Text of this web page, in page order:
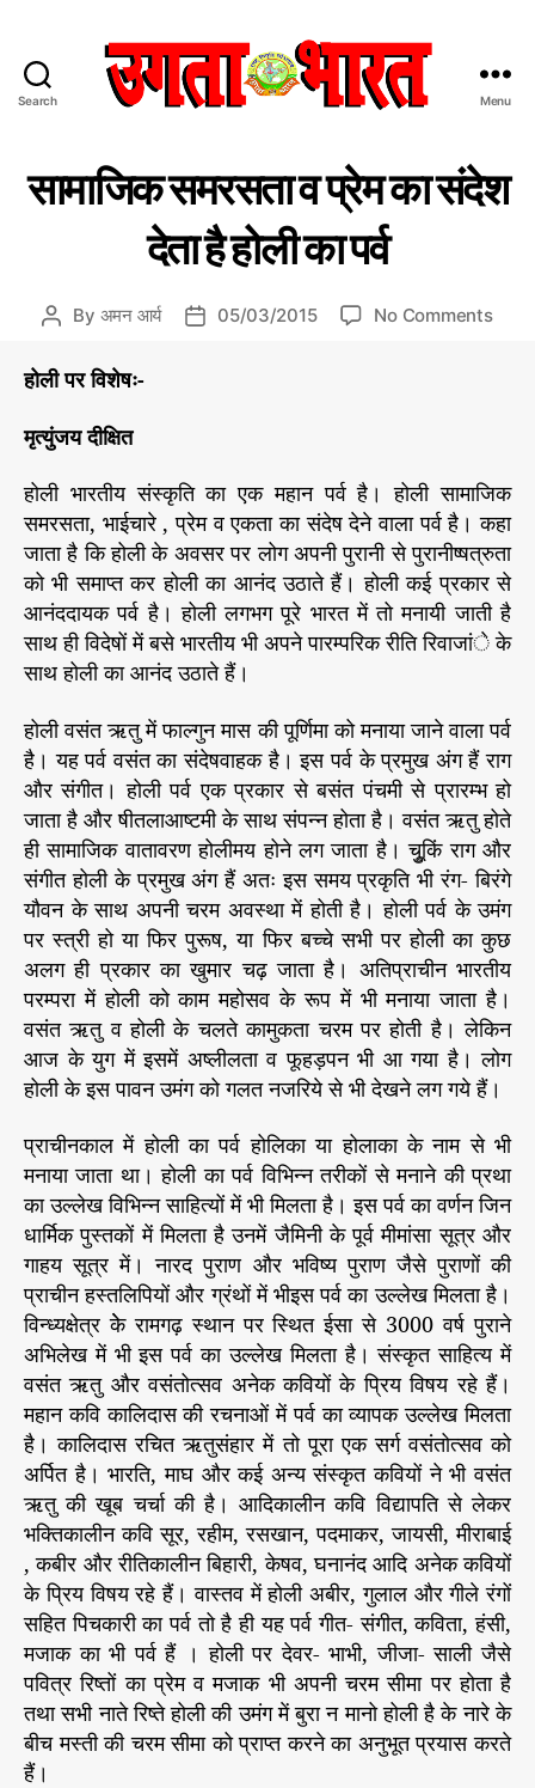
Search
ता
भा
त
हिं
दी
त्र
Menu
C
a
e
विसामाजिक समरसता व प्रेम का संदेश
देता है होली का पर्व
P
s
t
a
u
h
o
r
By अमन आर्य
P 05/03/2015 No Commentso
म
र
स
ता
व
प्रे
म
दे
श
दे
ता
है
हो
ली
का
प
र्व
होली पर विशेषः-
मृत्युंजय दीक्षित
होली भारतीय संस्कृति का एक महान पर्व है। होली सामाजिक
समरसता, भाईचारे , प्रेम व एकता का संदेष देने वाला पर्व है। कहा
जाता है कि होली के अवसर पर लोग अपनी पुरानी से पुरानीष्षत्रुता
को भी समाप्त कर होली का आनंद उठाते हैं। होली कई प्रकार से
आनंददायक पर्व है। होली लगभग पूरे भारत में तो मनायी जाती है
साथ ही विदेषों में बसे भारतीय भी अपने पारम्परिक रीति रिवाजांे के
साथ होली का आनंद उठाते हैं।
होली वसंत ऋतु में फाल्गुन मास की पूर्णिमा को मनाया जाने वाला पर्व
है। यह पर्व वसंत का संदेषवाहक है। इस पर्व के प्रमुख अंग हैं राग
और संगीत। होली पर्व एक प्रकार से बसंत पंचमी से प्रारम्भ हो
जाता है और षीतलाआष्टमी के साथ संपन्न होता है। वसंत ऋतु होते
ही सामाजिक वातावरण होलीमय होने लग जाता है। चुूकिं राग और
संगीत होली के प्रमुख अंग हैं अतः इस समय प्रकृति भी रंग- बिरंगे
यौवन के साथ अपनी चरम अवस्था में होती है। होली पर्व के उमंग
पर स्त्री हो या फिर पुरूष, या फिर बच्चे सभी पर होली का कुछ
अलग ही प्रकार का खुमार चढ़ जाता है। अतिप्राचीन भारतीय
परम्परा में होली को काम महोसव के रूप में भी मनाया जाता है।
वसंत ऋतु व होली के चलते कामुकता चरम पर होती है। लेकिन
आज के युग में इसमें अष्लीलता व फूहड़पन भी आ गया है। लोग
होली के इस पावन उमंग को गलत नजरिये से भी देखने लग गये हैं।
प्राचीनकाल में होली का पर्व होलिका या होलाका के नाम से भी
मनाया जाता था। होली का पर्व विभिन्न तरीकों से मनाने की प्रथा
का उल्लेख विभिन्न साहित्यों में भी मिलता है। इस पर्व का वर्णन जिन
धार्मिक पुस्तकों में मिलता है उनमें जैमिनी के पूर्व मीमांसा सूत्र और
गाहय सूत्र में। नारद पुराण और भविष्य पुराण जैसे पुराणों की
प्राचीन हस्तलिपियों और ग्रंथों में भीइस पर्व का उल्लेख मिलता है।
विन्ध्यक्षेत्र केे रामगढ़ स्थान पर स्थित ईसा से 3000 वर्ष पुराने
अभिलेख में भी इस पर्व का उल्लेख मिलता है। संस्कृत साहित्य में
वसंत ऋतु और वसंतोत्सव अनेक कवियों के प्रिय विषय रहे हैं।
महान कवि कालिदास की रचनाओं में पर्व का व्यापक उल्लेख मिलता
है। कालिदास रचित ऋतुसंहार में तो पूरा एक सर्ग वसंतोत्सव को
अर्पित है। भारति, माघ और कई अन्य संस्कृत कवियों ने भी वसंत
ऋतु की खूब चर्चा की है। आदिकालीन कवि विद्यापति से लेकर
भक्तिकालीन कवि सूर, रहीम, रसखान, पदमाकर, जायसी, मीराबाई
, कबीर और रीतिकालीन बिहारी, केषव, घनानंद आदि अनेक कवियों
के प्रिय विषय रहे हैं। वास्तव में होली अबीर, गुलाल और गीले रंगों
सहित पिचकारी का पर्व तो है ही यह पर्व गीत- संगीत, कविता, हंसी,
मजाक का भी पर्व हैं । होली पर देवर- भाभी, जीजा- साली जैसे
पवित्र रिष्तों का प्रेम व मजाक भी अपनी चरम सीमा पर होता है
तथा सभी नाते रिष्ते होली की उमंग में बुरा न मानो होली है के नारे के
बीच मस्ती की चरम सीमा को प्राप्त करने का अनुभूत प्रयास करते
हैं।